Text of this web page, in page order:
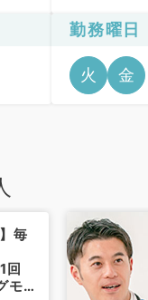
勤務曜日
火 金
毎
モ